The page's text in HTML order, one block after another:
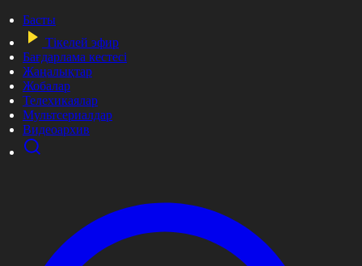
Басты
Тікелей эфир
Бағдарлама кестесі
Жаңалықтар
Жобалар
Телехикаялар
Мультсериалдар
Видеоархив